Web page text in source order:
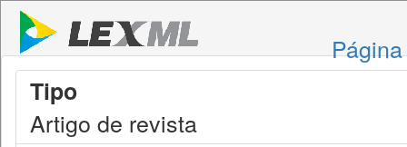
Tipo
Artigo de revista